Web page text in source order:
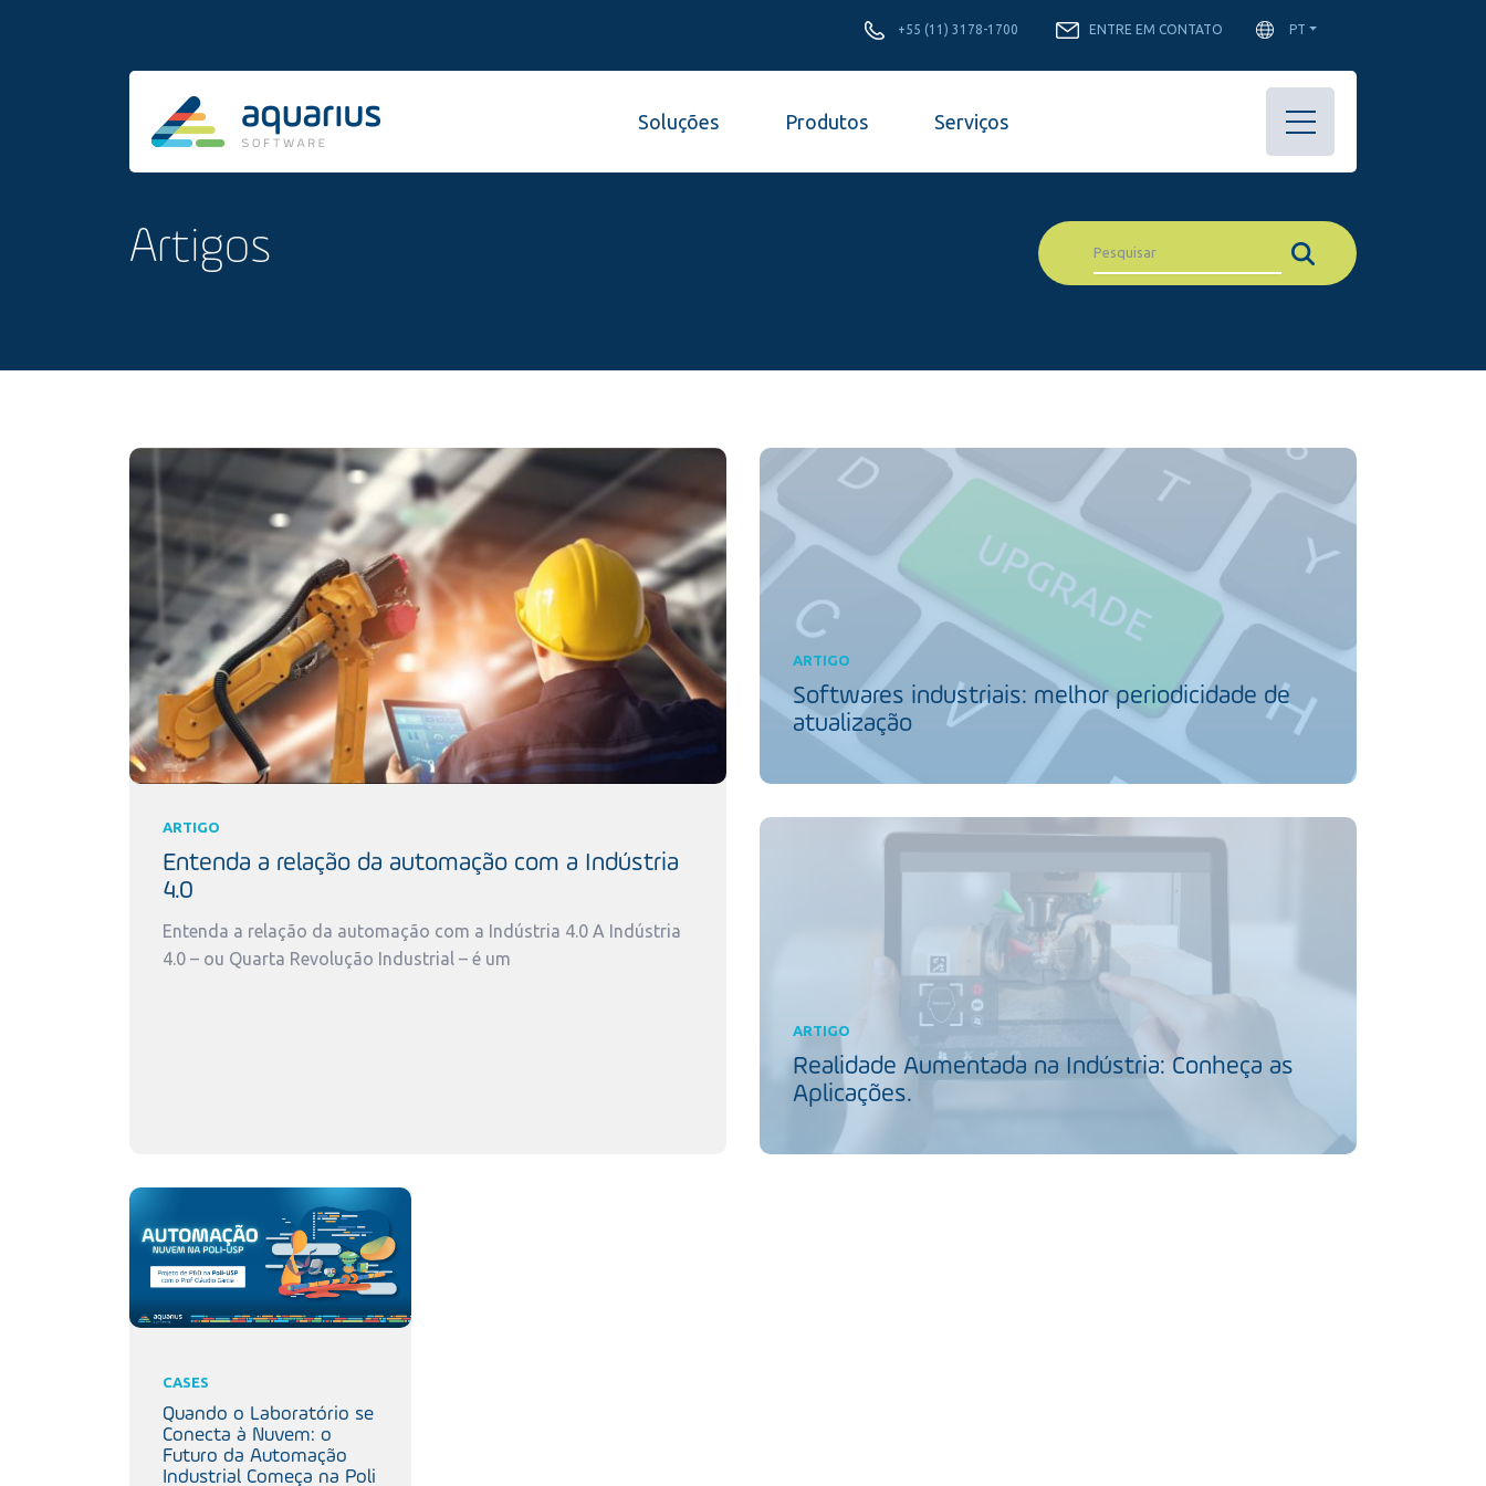
+55 (11) 3178-1700 ENTRE EM CONTATO PT
Soluções Produtos Serviços
Artigos
ARTIGO
Entenda a relação da automação com a Indústria
4.0
Entenda a relação da automação com a Indústria 4.0 A Indústria
4.0 – ou Quarta Revolução Industrial – é um
ARTIGO
Softwares industriais: melhor periodicidade de
atualização
ARTIGO
Realidade Aumentada na Indústria: Conheça as
Aplicações.
CASES
Quando o Laboratório se
Conecta à Nuvem: o
Futuro da Automação
Industrial Começa na Poli